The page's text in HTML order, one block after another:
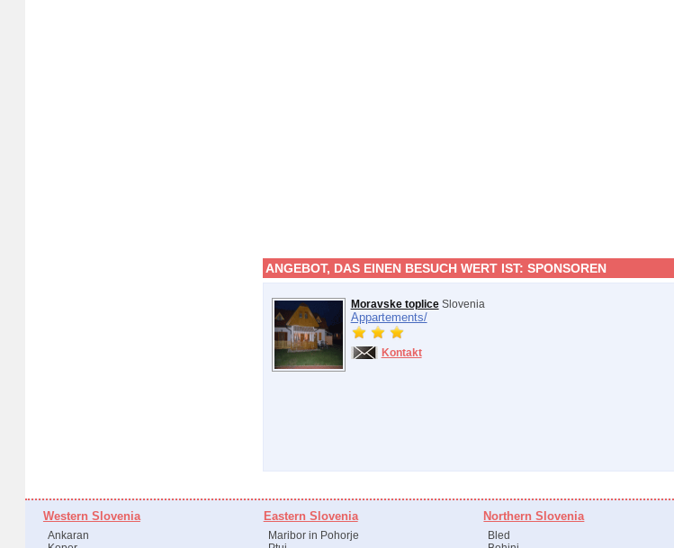
ANGEBOT, DAS EINEN BESUCH WERT IST: SPONSOREN
Moravske topliceSlovenia
Appartements/
Kontakt
Western Slovenia
Ankaran
Eastern Slovenia
Maribor in Pohorje
Northern Slovenia
Bled